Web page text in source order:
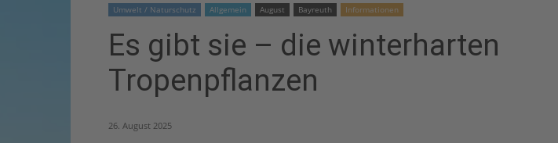
Umwelt / Naturschutz Allgemein August Bayreuth Informationen
Es gibt sie – die winterharten
Tropenpflanzen
26. August 2025